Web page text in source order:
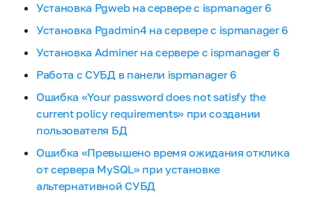
Установка Pgweb на сервере с ispmanager 6
Установка Pgadmin4 на сервере с ispmanager 6
Установка Adminer на сервере с ispmanager 6
Работа с СУБД в панели ispmanager 6
Ошибка «Your password does not satisfy the
current policy requirements» при создании
пользователя БД
Ошибка «Превышено время ожидания отклика
от сервера MySQL» при установке
альтернативной СУБД